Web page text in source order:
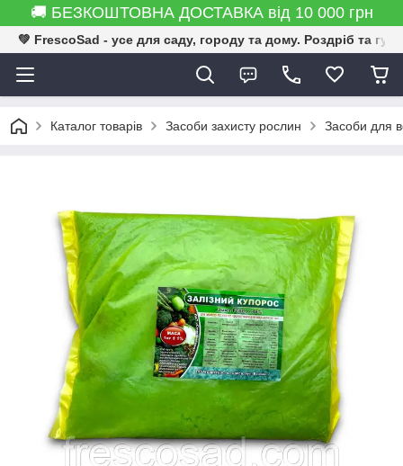
🚚 БЕЗКОШТОВНА ДОСТАВКА від 10 000 грн
💚 FrescoSad - усе для саду, городу та дому. Роздріб та
Каталог товарів Засоби захисту рослин Засоби для